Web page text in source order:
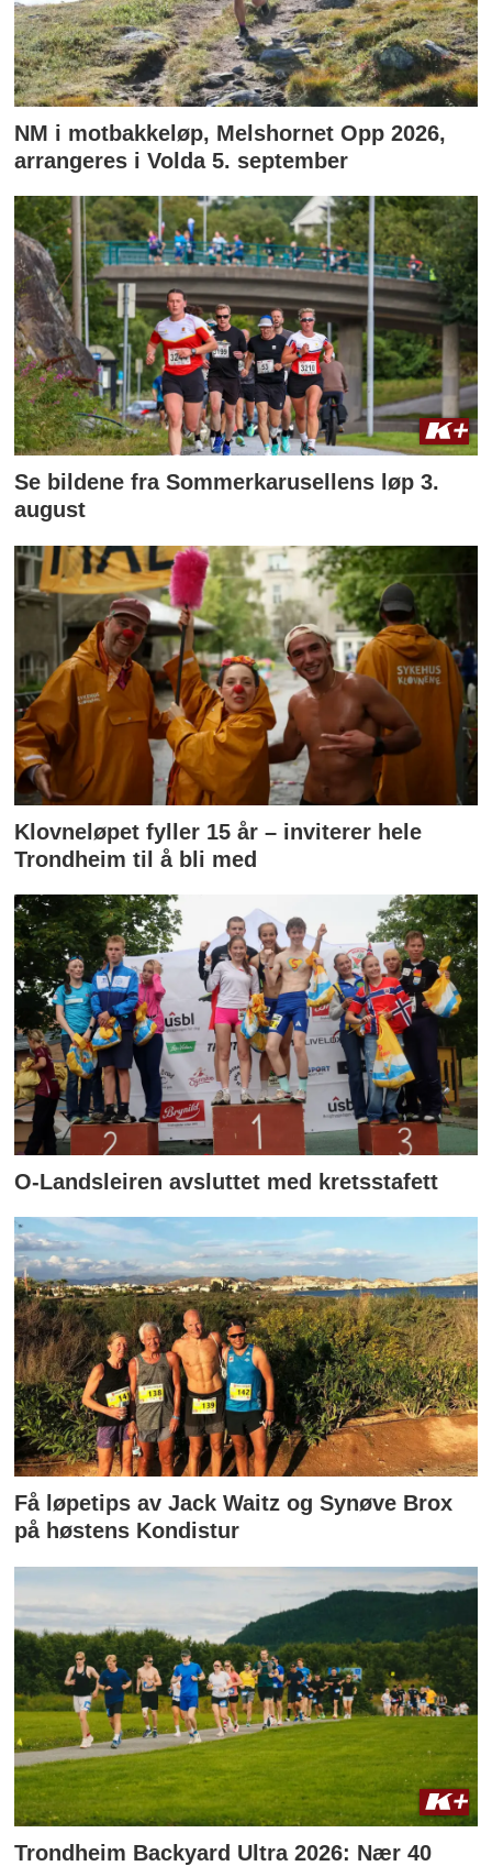
NM i motbakkeløp, Melshornet Opp 2026,
arrangeres i Volda 5. september
Se bildene fra Sommerkarusellens løp 3.
august
Klovneløpet fyller 15 år – inviterer hele
Trondheim til å bli med
O-Landsleiren avsluttet med kretsstafett
Få løpetips av Jack Waitz og Synøve Brox
på høstens Kondistur
Trondheim Backyard Ultra 2026: Nær 40